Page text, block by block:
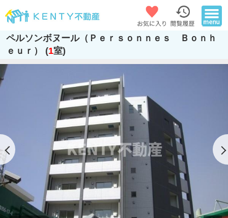
ペルソンボヌール（Ｐｅｒｓｏｎｎｅｓ Ｂｏｎｈ
ｅｕｒ） (1室)